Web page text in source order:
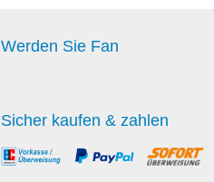
Werden Sie Fan
Sicher kaufen & zahlen